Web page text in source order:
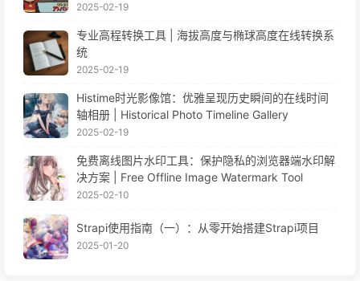
2025-02-19
专业高程转换工具 | 海拔高度与椭球高度在线转换系
统
2025-02-19
Histime时光影像馆：优雅呈现历史瞬间的在线时间
轴相册 | Historical Photo Timeline Gallery
2025-02-19
免费离线图片水印工具：保护隐私的浏览器端水印解
决方案 | Free Offline Image Watermark Tool
2025-02-10
Strapi使用指南（一）：从零开始搭建Strapi项目
2025-01-20